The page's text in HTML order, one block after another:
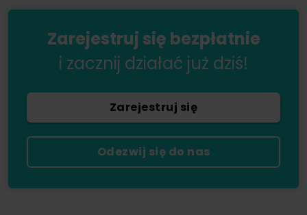
Zarejestruj się bezpłatnie
i zacznij działać już dziś!
Zarejestruj się
Odezwij się do nas